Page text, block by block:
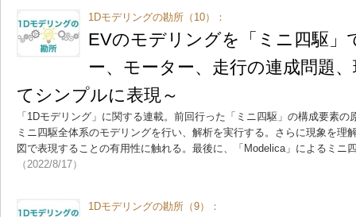
1Dモデリングの勘所（10）：
EVのモデリングを「ミニ四駆」
ー、モーター、走行の連成問題
てシンプルに表現～
「1Dモデリング」に関する連載。前回行った「ミニ四駆」の構成要素
ミニ四駆全体系のモデリングを行い、解析を実行する。さらに現象を理
図で表現することの有用性に触れる。最後に、「Modelica」によるミニ
（2022/8/17）
1Dモデリングの勘所（9）：